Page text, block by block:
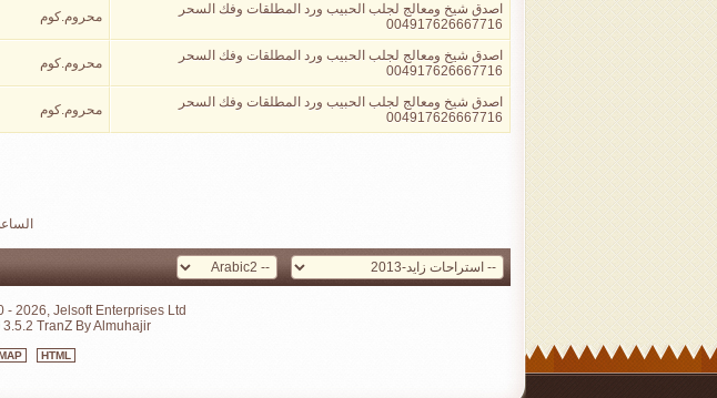
اصدق شيخ ومعالج لجلب الحبيب ورد المطلقات وفك السحر
004917626667716
محروم.كوم
اصدق شيخ ومعالج لجلب الحبيب ورد المطلقات وفك السحر
004917626667716
محروم.كوم
اصدق شيخ ومعالج لجلب الحبيب ورد المطلقات وفك السحر
004917626667716
محروم.كوم
2026, Jelsoft Enterprises Ltd.
3.5.2 TranZ By Almuhajir
HTML